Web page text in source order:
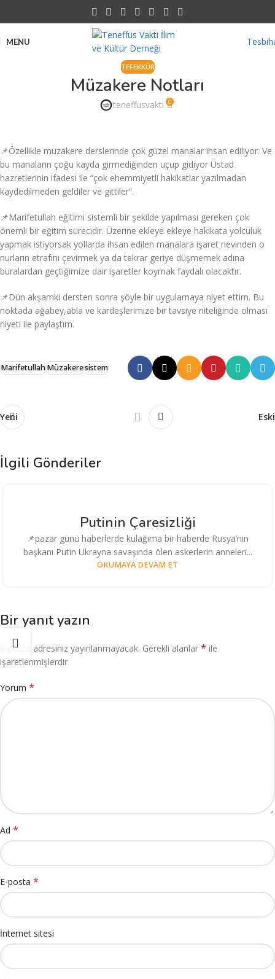
MENU
TEFEKKÜR
Müzakere Notları
teneffusvakti 0
📌Özellikle müzakere derslerinde çok güzel manalar ihsan ediliyor. Ve
bu manaların çoğu kayda girmediğinden uçup gidiyor Üstad
hazretlerinin ifadesi ile “çok ehemmiyetli hakikatlar yazılmadan
kaydedilmeden geldiler ve gittiler”.
📌Marifetullah eğitimi sistemli bir şekilde yapılması gereken çok
önemli bir eğitim sürecidir. Üzerine ekleye ekleye hakikata yolculuk
yapmak istiyorsak yollarda ihsan edilen manalara işaret nevinden o
nurların etrafını çevirmek ya da tekrar geriye düşmemek adına
buralardan geçtiğimize dair işaretler koymak faydalı olacaktır.
📌Dün akşamki dersten sonra şöyle bir uygulamaya niyet ettim. Bu
noktada ağabey,abla ve kardeşlerimize bir tavsiye niteliğinde olması
niyeti ile paylaştım.
MarifetullahMüzakeresistem
Yeni Eski
İlgili Gönderiler
Putinin Çaresizliği
📌pazar günü haberlerde kulağıma bir haberde Rusya’nın
başkanı Putin Ukrayna savaşında ölen askerlerin anneleri...
OKUMAYA DEVAM ET
Bir yanıt yazın
E-posta adresiniz yayınlanmayacak. Gerekli alanlar * ile
işaretlenmişlerdir
Yorum *
Ad *
E-posta *
İnternet sitesi